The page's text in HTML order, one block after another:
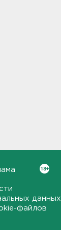
данных
файлов